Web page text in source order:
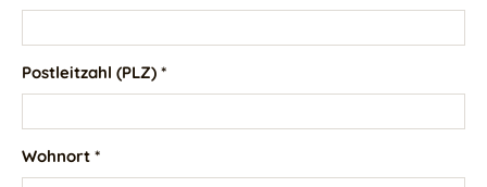
Postleitzahl (PLZ) *
Wohnort *